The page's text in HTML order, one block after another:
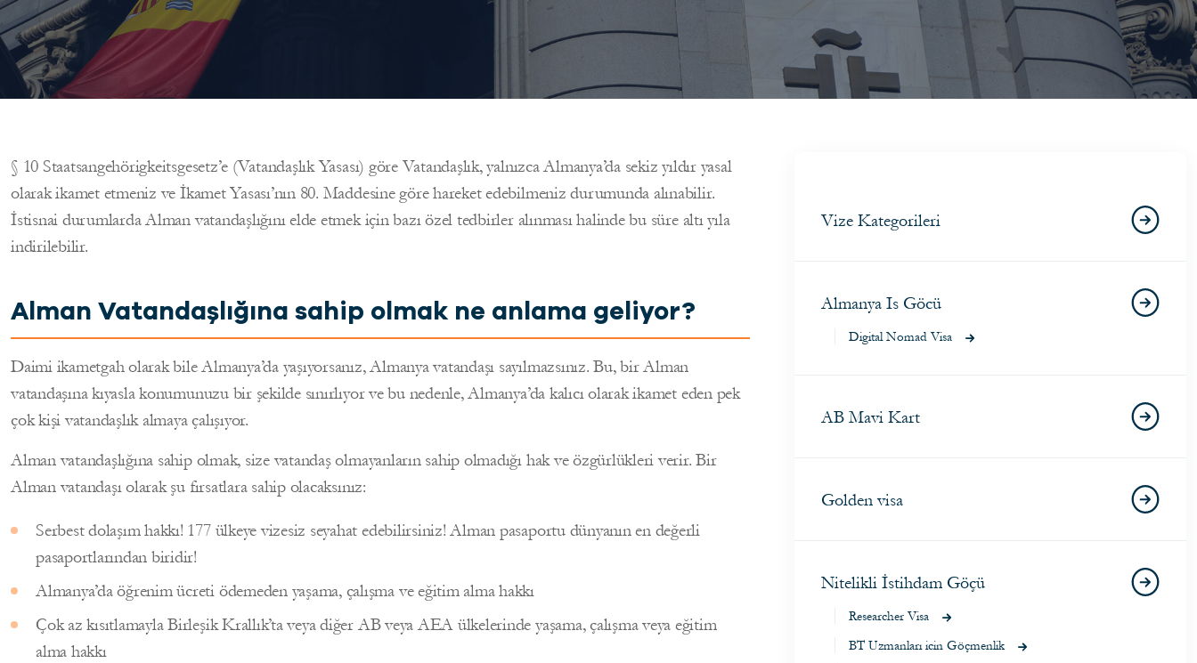
§ 10 Staatsangehörigkeitsgesetz’e (Vatandaşlık Yasası) göre Vatandaşlık, yalnızca Almanya’da sekiz yıldır yasal
olarak ikamet etmeniz ve İkamet Yasası’nın 80. Maddesine göre hareket edebilmeniz durumunda alınabilir.
İstisnai durumlarda Alman vatandaşlığını elde etmek için bazı özel tedbirler alınması halinde bu süre altı yıla
indirilebilir.
Alman Vatandaşlığına sahip olmak ne anlama geliyor?
Daimi ikametgah olarak bile Almanya’da yaşıyorsanız, Almanya vatandaşı sayılmazsınız. Bu, bir Alman
vatandaşına kıyasla konumunuzu bir şekilde sınırlıyor ve bu nedenle, Almanya’da kalıcı olarak ikamet eden pek
çok kişi vatandaşlık almaya çalışıyor.
Alman vatandaşlığına sahip olmak, size vatandaş olmayanların sahip olmadığı hak ve özgürlükleri verir. Bir
Alman vatandaşı olarak şu fırsatlara sahip olacaksınız:
Serbest dolaşım hakkı! 177 ülkeye vizesiz seyahat edebilirsiniz! Alman pasaportu dünyanın en değerli
pasaportlarından biridir!
Almanya’da öğrenim ücreti ödemeden yaşama, çalışma ve eğitim alma hakkı
Çok az kısıtlamayla Birleşik Krallık’ta veya diğer AB veya AEA ülkelerinde yaşama, çalışma veya eğitim
alma hakkı
Vize Kategorileri
Almanya Is Göcü
Digital Nomad Visa
AB Mavi Kart
Golden visa
Nitelikli İstihdam Göçü
Researcher Visa
BT Uzmanları icin Göçmenlik